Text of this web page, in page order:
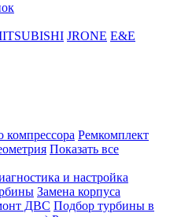
JRONE E&E
компрессора Ремкомплект
Показать все
и настройка
Замена корпуса
ДВС Подбор турбины в